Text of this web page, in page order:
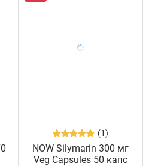
(1)
NOW Silymarin 300 мг
Veg Capsules 50 капс